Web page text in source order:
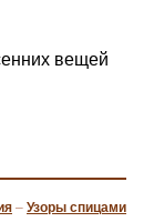
вещей
– Узоры спицами